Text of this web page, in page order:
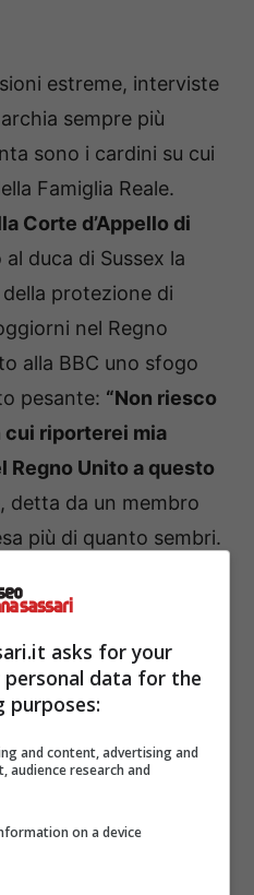
estreme, interviste
sempre più
sono i cardini su cui
Famiglia Reale.
Corte d’Appello di
duca di Sussex la
protezione di
nel Regno
alla BBC uno sfogo
pesante: “Non riesco
cui riporterei mia
Regno Unito a questo
detta da un membro
più di quanto sembri.
della Royal Family-
asks for your
data for the
purposes:
and content, advertising and
audience research and
on a device